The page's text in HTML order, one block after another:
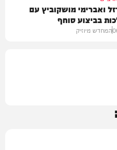
ואברימי מושקוביץ עם
בביצוע סוחף
המחדש מיוזיק